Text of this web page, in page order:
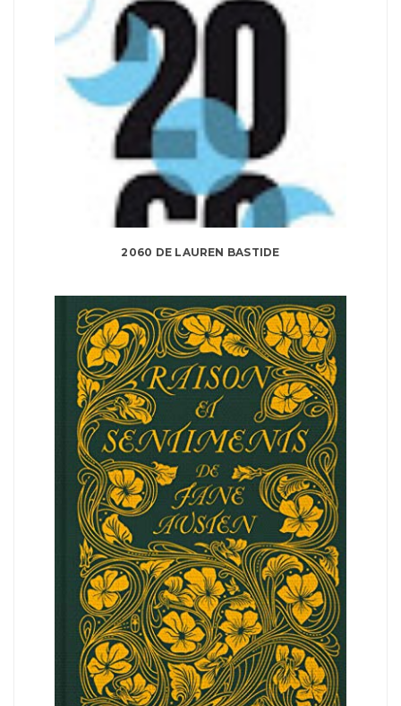
2060 DE LAUREN BASTIDE